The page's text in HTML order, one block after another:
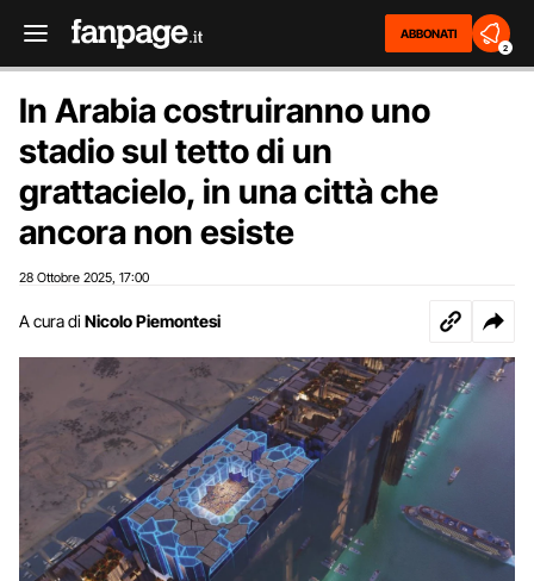
ABBONATI
2
In Arabia costruiranno uno
stadio sul tetto di un
grattacielo, in una città che
ancora non esiste
28 Ottobre 2025 17:00
A cura di Nicolo Piemontesi